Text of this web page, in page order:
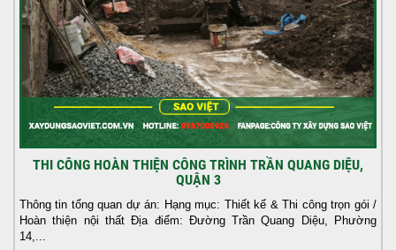
THI CÔNG HOÀN THIỆN CÔNG TRÌNH TRẦN QUANG DIỆU,
QUẬN 3
Thông tin tổng quan dự án: Hạng mục: Thiết kế & Thi công trọn gói /
Hoàn thiện nội thất Địa điểm: Đường Trần Quang Diệu, Phường
14,...